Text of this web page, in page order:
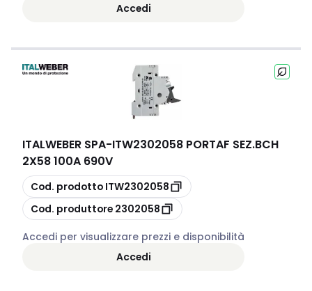
Accedi
ITALWEBER SPA-ITW2302058 PORTAF SEZ.BCH
2X58 100A 690V
copia
Cod. prodotto ITW2302058
copia
Cod. produttore 2302058
Accedi per visualizzare prezzi e disponibilità
Accedi